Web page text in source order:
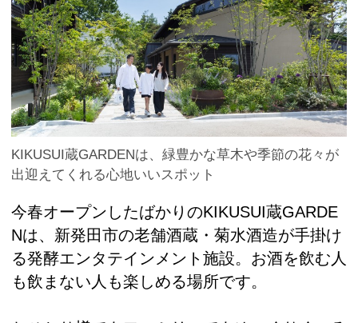
KIKUSUI蔵GARDENは、緑豊かな草木や季節の花々が
出迎えてくれる心地いいスポット
今春オープンしたばかりのKIKUSUI蔵GARDE
Nは、新発田市の老舗酒蔵・菊水酒造が手掛け
る発酵エンタテインメント施設。お酒を飲む人
も飲まない人も楽しめる場所です。